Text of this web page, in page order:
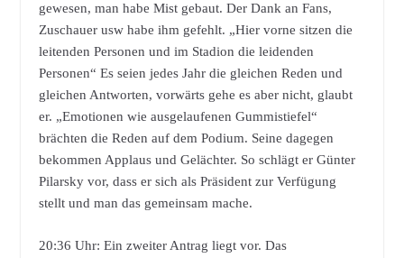
gewesen, man habe Mist gebaut. Der Dank an Fans,
Zuschauer usw habe ihm gefehlt. „Hier vorne sitzen die
leitenden Personen und im Stadion die leidenden
Personen“ Es seien jedes Jahr die gleichen Reden und
gleichen Antworten, vorwärts gehe es aber nicht, glaubt
er. „Emotionen wie ausgelaufenen Gummistiefel“
brächten die Reden auf dem Podium. Seine dagegen
bekommen Applaus und Gelächter. So schlägt er Günter
Pilarsky vor, dass er sich als Präsident zur Verfügung
stellt und man das gemeinsam mache.
20:36 Uhr: Ein zweiter Antrag liegt vor. Das